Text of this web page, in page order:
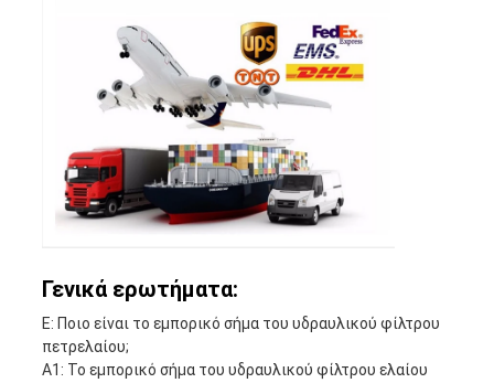
Γενικά ερωτήματα:
Ε: Ποιο είναι το εμπορικό σήμα του υδραυλικού φίλτρου
πετρελαίου;
Α1: Το εμπορικό σήμα του υδραυλικού φίλτρου ελαίου